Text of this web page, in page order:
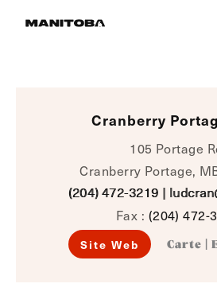
Cranberry
105 Portage
Cranberry Portage,
(204) 472-3219 |
Fax : (204) 472-
Site Web Carte